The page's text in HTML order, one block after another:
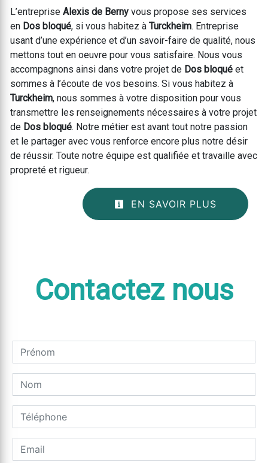
L’entreprise Alexis de Berny vous propose ses services
en Dos bloqué, si vous habitez à Turckheim. Entreprise
usant d’une expérience et d’un savoir-faire de qualité, nous
mettons tout en oeuvre pour vous satisfaire. Nous vous
accompagnons ainsi dans votre projet de Dos bloqué et
sommes à l’écoute de vos besoins. Si vous habitez à
Turckheim, nous sommes à votre disposition pour vous
transmettre les renseignements nécessaires à votre projet
de Dos bloqué. Notre métier est avant tout notre passion
et le partager avec vous renforce encore plus notre désir
de réussir. Toute notre équipe est qualifiée et travaille avec
propreté et rigueur.
EN SAVOIR PLUS
Contactez nous